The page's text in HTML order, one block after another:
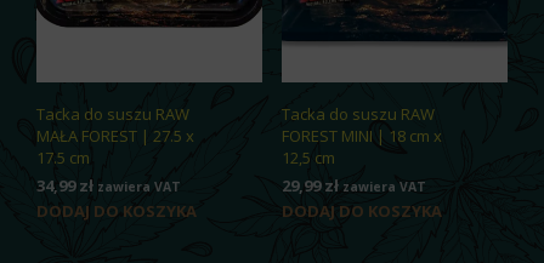
Tacka do suszu RAW
MAŁA FOREST | 27.5 x
17.5 cm
34,99zł zawiera VAT
DODAJ DO KOSZYKA
Tacka do suszu RAW
FOREST MINI | 18 cm x
12,5 cm
29,99zł zawiera VAT
DODAJ DO KOSZYKA